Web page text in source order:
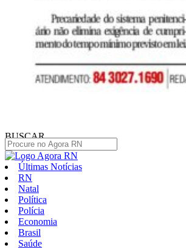
BUSCAR
Últimas Notícias
RN
Natal
Política
Polícia
Economia
Brasil
Saúde